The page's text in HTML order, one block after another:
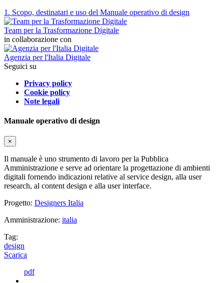
1. Scopo, destinatari e uso del Manuale operativo di design
Team per la Trasformazione Digitale
in collaborazione con
Agenzia per l'Italia Digitale
Seguici su
Privacy policy
Cookie policy
Note legali
Manuale operativo di design
×
Il manuale è uno strumento di lavoro per la Pubblica
Amministrazione e serve ad orientare la progettazione di ambienti
digitali fornendo indicazioni relative al service design, alla user
research, al content design e alla user interface.
Progetto: Designers Italia
Amministrazione: italia
Tag:
design
Scarica
pdf